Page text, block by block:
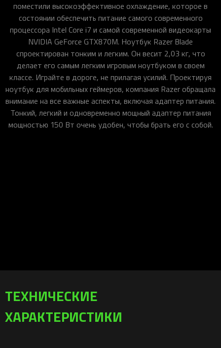
поместили высокоэффективное охлаждение, которое в
состоянии обеспечить питание самого современного
процессора Intel Core i7 и самой современной видеокарты
NVIDIA GeForce GTX870M. Ноутбук Razer Blade
спроектирован тонким и легким. Он весит 2,03 кг, что
делает его самым легким игровым ноутбуком в своем
классе. Играйте в дороге, не прилагая усилий. Проектируя
ноутбук для мобильных геймеров, компания Razer обращала
внимание на все важные аспекты, включая адаптер питания.
Тонкий, легкий и одновременно мощный адаптер питания
мощностью 150 Вт очень удобен, чтобы брать его с собой.
ТЕХНИЧЕСКИЕ
ХАРАКТЕРИСТИКИ